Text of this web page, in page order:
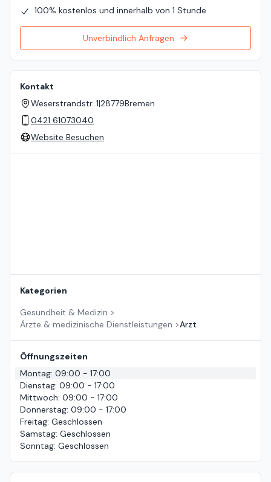
100% kostenlos und innerhalb von 1 Stunde
Unverbindlich Anfragen
Kontakt
Weserstrandstr. 1|28779Bremen
0421 61073040
Website Besuchen
Kategorien
Gesundheit & Medizin >
Ärzte & medizinische Dienstleistungen >Arzt
Öffnungszeiten
Montag: 09:00 - 17:00
Dienstag: 09:00 - 17:00
Mittwoch: 09:00 - 17:00
Donnerstag: 09:00 - 17:00
Freitag: Geschlossen
Samstag: Geschlossen
Sonntag: Geschlossen